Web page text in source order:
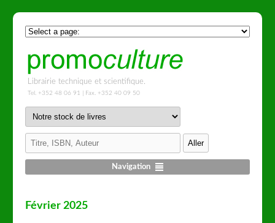
Librairie technique et scientifique.
Tel. +352 48 06 91 | Fax. +352 40 09 50
Navigation
Février 2025